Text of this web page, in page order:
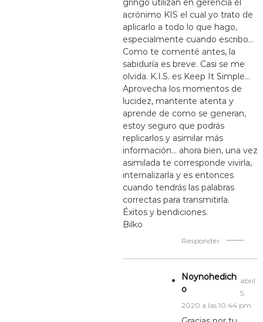
gringo utilizan en gerencia el
acrónimo KIS el cual yo trato de
aplicarlo a todo lo que hago,
especialmente cuando escribo…
Como te comenté antes, la
sabiduría es breve. Casi se me
olvida. K.I.S. es Keep It Simple…
Aprovecha los momentos de
lucidez, mantente atenta y
aprende de como se generan,
estoy seguro que podrás
replicarlos y asimilar más
información… ahora bien, una vez
asimilada te corresponde vivirla,
internalizarla y es entonces
cuando tendrás las palabras
correctas para transmitirla.
Éxitos y bendiciones.
Bilko
Responder
Noynohedich
o
abril
5,
2020 a las 10:44 pm